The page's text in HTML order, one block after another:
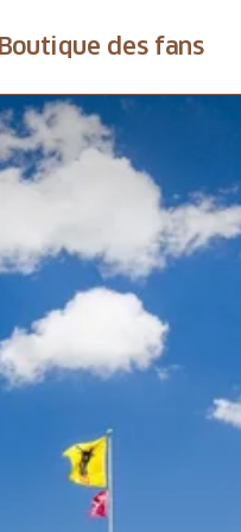
Boutique des fans